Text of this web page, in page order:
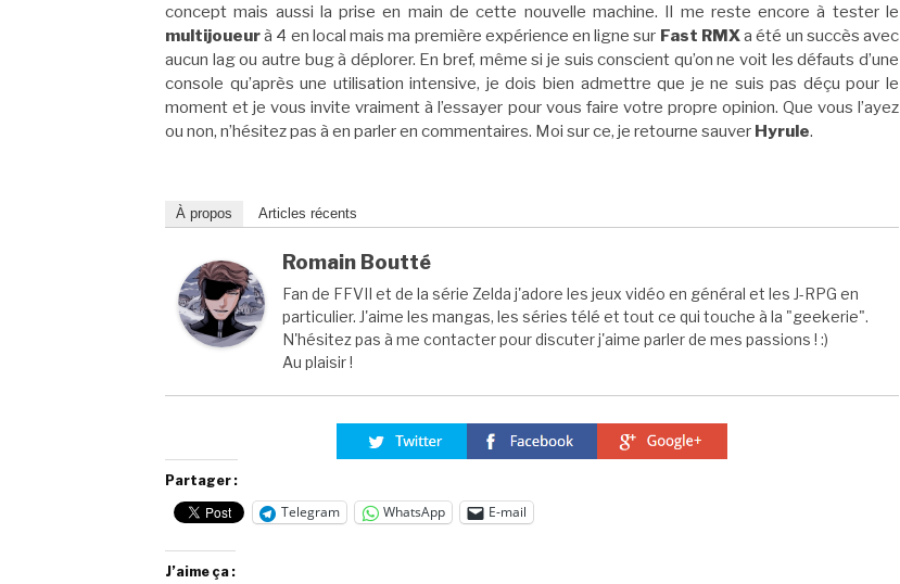
concept mais aussi la prise en main de cette nouvelle machine. Il me reste encore à tester le
multijoueurà 4 en local mais ma première expérience en ligne sur Fast RMXa été un succès avec
aucun lag ou autre bug à déplorer. En bref, même si je suis conscient qu’on ne voit les défauts d’une
console qu’après une utilisation intensive, je dois bien admettre que je ne suis pas déçu pour le
moment et je vous invite vraiment à l’essayer pour vous faire votre propre opinion. Que vous l’ayez
ou non, n’hésitez pas à en parler en commentaires. Moi sur ce, je retourne sauver Hyrule.
À propos Articles récents
Romain Boutté
Fan de FFVII et de la série Zelda j'adore les jeux vidéo en général et les J-RPG en
particulier. J'aime les mangas, les séries télé et tout ce qui touche à la "geekerie".
N'hésitez pas à me contacter pour discuter j'aime parler de mes passions ! :)
Au plaisir !
Partager :
Telegram WhatsApp E-mail
J’aime ça :